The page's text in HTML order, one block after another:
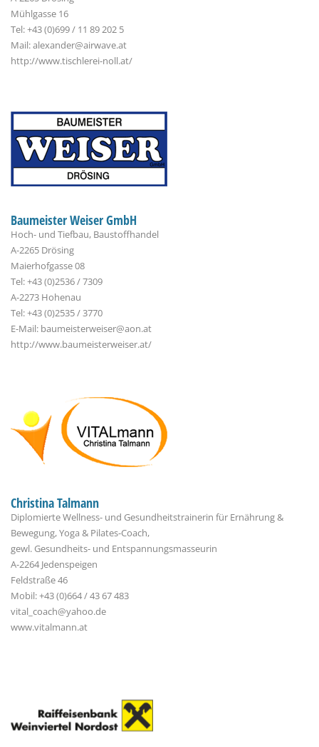
Mühlgasse 16
Tel: +43 (0)699 / 11 89 202 5
Mail: alexander@airwave.at
http://www.tischlerei-noll.at/
Baumeister Weiser GmbH
Hoch- und Tiefbau, Baustoffhandel
A-2265 Drösing
Maierhofgasse 08
Tel: +43 (0)2536 / 7309
A-2273 Hohenau
Tel: +43 (0)2535 / 3770
E-Mail: baumeisterweiser@aon.at
http://www.baumeisterweiser.at/
Christina Talmann
Diplomierte Wellness- und Gesundheitstrainerin für Ernährung &
Bewegung, Yoga & Pilates-Coach,
gewl. Gesundheits- und Entspannungsmasseurin
A-2264 Jedenspeigen
Feldstraße 46
Mobil: +43 (0)664 / 43 67 483
vital_coach@yahoo.de
www.vitalmann.at